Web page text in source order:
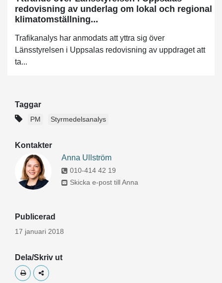
redovisning av underlag om lokal och regional
klimatomställning...
Trafikanalys har anmodats att yttra sig över
Länsstyrelsen i Uppsalas redovisning av uppdraget att
ta...
Taggar
PM Styrmedelsanalys
Kontakter
Anna Ullström
010-414 42 19
Skicka e-post till Anna
Publicerad
17 januari 2018
Dela/Skriv ut
Skriv utDela